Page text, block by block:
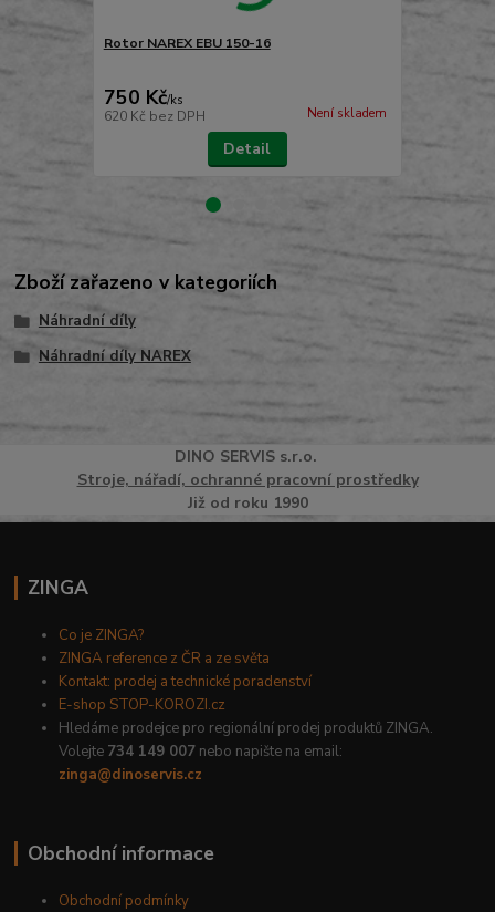
Rotor NAREX EBU 150-16
750 Kč/ks
620 Kč bez DPH Není skladem
Detail
Uhlíky do
Zboží zařazeno v kategoriích
Náhradní díly
Náhradní díly NAREX
DINO SERVISs.r.o.
Stroje, nářadí, ochranné pracovní prostředky
Již od roku 1990
ZINGA
Co je ZINGA?
ZINGA reference z ČR a ze světa
Kontakt: prodej a technické poradenství
E-shop STOP-KOROZI.cz
Hledáme prodejce pro regionální prodej produktů ZINGA.
Volejte 734 149 007 nebo napište na email:
zinga@dinoservis.cz
Obchodní informace
Obchodní podmínky